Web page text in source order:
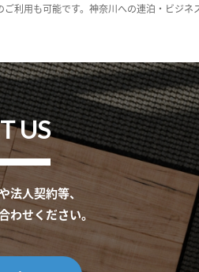
利用も可能です。神奈川への連泊・ビジ
US
法人契約等、
わせください。